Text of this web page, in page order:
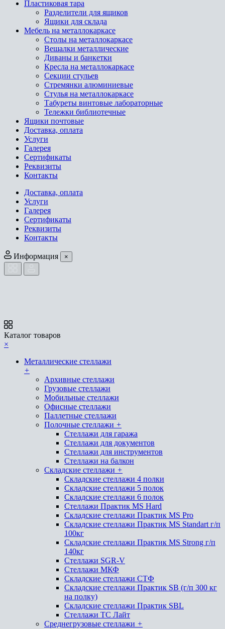
Пластиковая тара
Разделители для ящиков
Ящики для склада
Мебель на металлокаркасе
Cтолы на металлокаркасе
Вешалки металлические
Диваны и банкетки
Кресла на металлокаркасе
Секции стульев
Стремянки алюминиевые
Стулья на металлокаркасе
Табуреты винтовые лабораторные
Тележки библиотечные
Ящики почтовые
Доставка, оплата
Услуги
Галерея
Сертификаты
Реквизиты
Контакты
Доставка, оплата
Услуги
Галерея
Сертификаты
Реквизиты
Контакты
Информация ×
Каталог товаров
×
Металлические стеллажи
+
Архивные стеллажи
Грузовые стеллажи
Мобильные стеллажи
Офисные стеллажи
Паллетные стеллажи
Полочные стеллажи +
Стеллажи для гаража
Стеллажи для документов
Стеллажи для инструментов
Стеллажи на балкон
Складские стеллажи +
Складские стеллажи 4 полки
Складские стеллажи 5 полок
Складские стеллажи 6 полок
Стеллажи Практик MS Hard
Складские стеллажи Практик MS Pro
Складские стеллажи Практик MS Standart г/п
100кг
Складские стеллажи Практик MS Strong г/п
140кг
Стеллажи SGR-V
Стеллажи МКФ
Складские стеллажи СТФ
Складские стеллажи Практик SB (г/п 300 кг
на полку)
Складские стеллажи Практик SBL
Стеллажи ТС Лайт
Среднегрузовые стеллажи +